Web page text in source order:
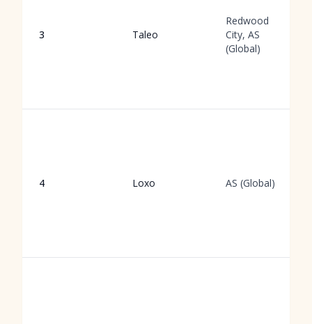
3 Taleo
Redwood
City, AS
(Global)
4 Loxo AS (Global)